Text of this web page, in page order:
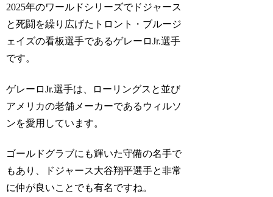
2025年のワールドシリーズでドジャース
と死闘を繰り広げたトロント・ブルージ
ェイズの看板選手であるゲレーロJr.選手
です。
ゲレーロJr.選手は、ローリングスと並び
アメリカの老舗メーカーであるウィルソ
ンを愛用しています。
ゴールドグラブにも輝いた守備の名手で
もあり、ドジャース大谷翔平選手と非常
に仲が良いことでも有名ですね。